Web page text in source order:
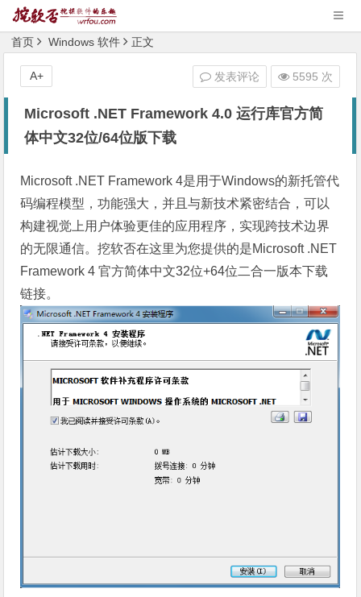
首页 Windows 软件 正文
Microsoft .NET Framework 4.0 运行库官方简
体中文32位/64位版下载
Microsoft .NET Framework 4是用于Windows的新托管代
码编程模型，功能强大，并且与新技术紧密结合，可以
构建视觉上用户体验更佳的应用程序，实现跨技术边界
的无限通信。挖软否在这里为您提供的是Microsoft .NET
Framework 4 官方简体中文32位+64位二合一版本下载
链接。
发表评论 5595 次
A+